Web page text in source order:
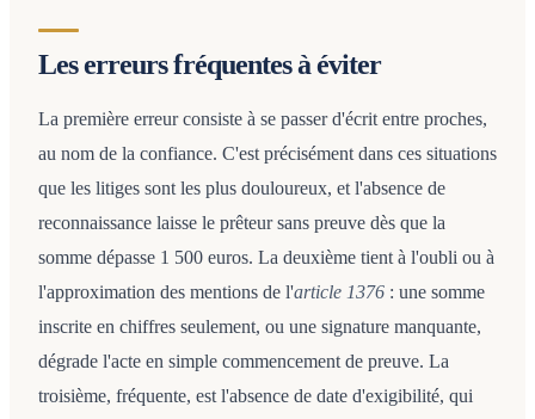
Les erreurs fréquentes à éviter
La première erreur consiste à se passer d'écrit entre proches,
au nom de la confiance. C'est précisément dans ces situations
que les litiges sont les plus douloureux, et l'absence de
reconnaissance laisse le prêteur sans preuve dès que la
somme dépasse 1 500 euros. La deuxième tient à l'oubli ou à
l'approximation des mentions de l'article 1376 : une somme
inscrite en chiffres seulement, ou une signature manquante,
dégrade l'acte en simple commencement de preuve. La
troisième, fréquente, est l'absence de date d'exigibilité, qui